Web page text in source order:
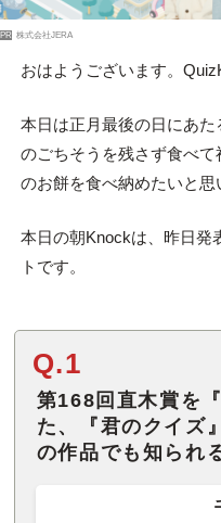
PR 株式会社JERA
おはようございます。
本日は正月最後の日にあ
のごちそうを残さず食べ
のお餅を食べ納めたいと思
本日の朝Knockは、昨日発
トです。
Q.1
第168回直木賞を
た、『君のクイズ
の作品でも知られ